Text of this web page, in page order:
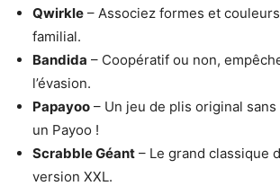
Qwirkle – Associez formes et
familial.
Bandida – Coopératif ou non,
l’évasion.
Papayoo – Un jeu de plis original
un Payoo !
Scrabble Géant – Le grand classique
version XXL.